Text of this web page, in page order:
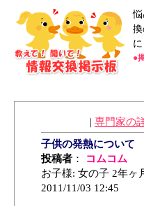
●
| 専門家の
子供の発熱について
投稿者 ： コムコム
お子様: 女の子 2年ヶ
2011/11/03 12:45